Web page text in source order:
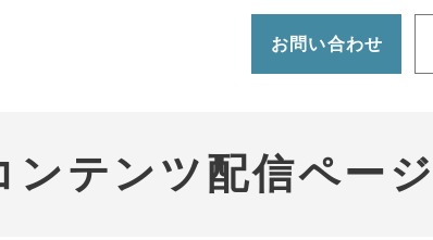
お問い合わせ
ンテンツ配信ページ